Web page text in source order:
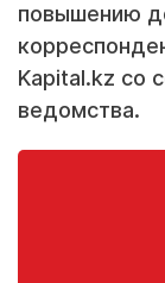
повышению
Kapital.kz со
ведомства.